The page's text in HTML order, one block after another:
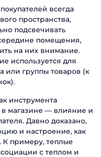
всегда
пространства,
подсвечивать
помещения,
на них внимание.
используется для
или группы товаров (к
инструмента
в магазине — влияние и
Давно доказано,
и настроение, как
К примеру, теплые
с теплом и